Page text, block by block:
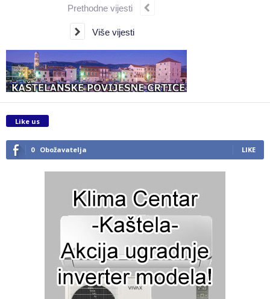
Prethodne vijesti
Više vijesti
Like us
0 Obožavatelja LIKE